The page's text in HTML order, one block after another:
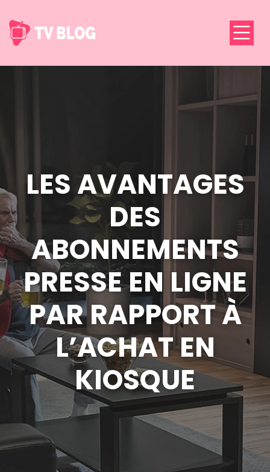
LES AVANTAGES
DES
ABONNEMENTS
PRESSE EN LIGNE
PAR RAPPORT À
L’ACHAT EN
KIOSQUE